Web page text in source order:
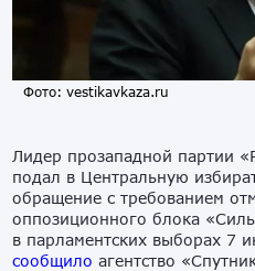
Фото: vestikavkaza.ru
Лидер прозападной партии
подал в Центральную
обращение с требованием
оппозиционного блока
в парламентских выборах 7
сообщило агентство